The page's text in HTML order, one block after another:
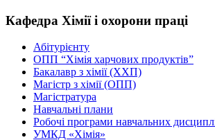
Кафедра Хімії і охорони праці
Абітурієнту
ОПП “Хімія харчових продуктів”
Бакалавр з хімії (ХХП)
Магістр з хімії (ОПП)
Магістратура
Навчальні плани
Робочі програми навчальних
УМКД «Хімія»